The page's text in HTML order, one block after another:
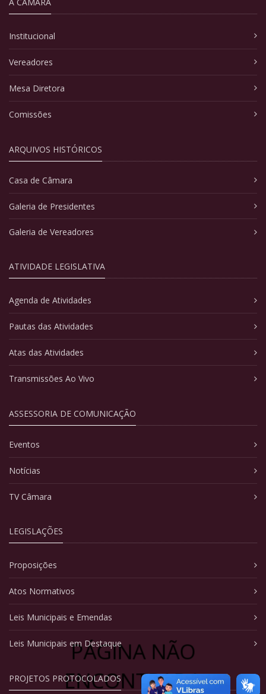
PÁGINA NÃO
ENCONTRADA
Institucional
Vereadores
Mesa Diretora
Comissões
ARQUIVOS HISTÓRICOS
Casa de Câmara
Galeria de Presidentes
Galeria de Vereadores
ATIVIDADE LEGISLATIVA
Agenda de Atividades
Pautas das Atividades
Atas das Atividades
Transmissões Ao Vivo
ASSESSORIA DE COMUNICAÇÃO
Eventos
Notícias
TV Câmara
LEGISLAÇÕES
Proposições
Atos Normativos
Leis Municipais e Emendas
Leis Municipais em Destaque
PROJETOS PROTOCOLADOS